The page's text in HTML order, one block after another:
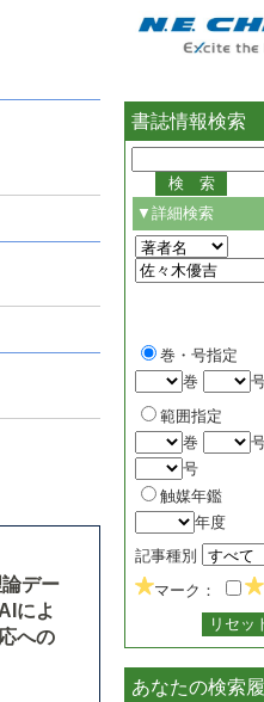
デー
によ
への
書誌情報検索
▼詳細検索
巻・号指定
巻
範囲指定
巻
号
触媒年鑑
年度
記事種別
マーク：
あなたの検索